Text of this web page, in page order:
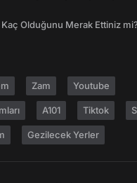
Olduğunu Merak Ettiniz mi?
Zam Youtube
A101 Tiktok
Gezilecek Yerler